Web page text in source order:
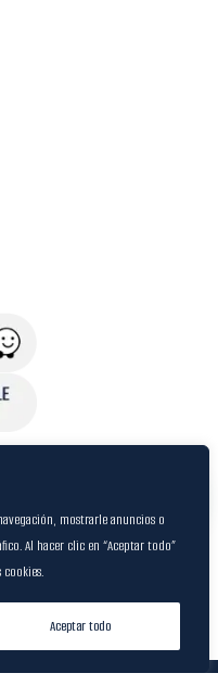
mostrarle anuncios o
Al hacer clic en “Aceptar todo”
Aceptar todo